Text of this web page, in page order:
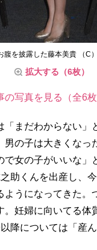
腹を披露した藤本美貴 （C
拡大する（6枚）
の写真を見る（全6枚
まだわからない」
男の子は大きくなっ
で女の子がいいな」
助くんを出産し、
ようになってきた。
。妊婦に向いてる体
降については「産